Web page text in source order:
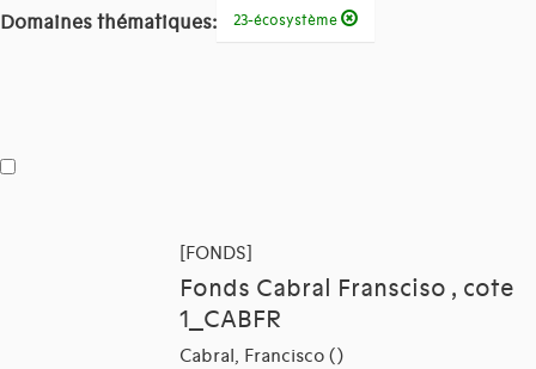
Domaines thématiques: 23-écosystème
[FONDS]
Fonds Cabral Fransciso , cote
1_CABFR
Cabral, Francisco ()